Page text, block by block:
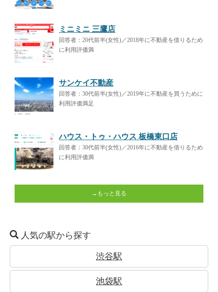
ミニミニ 三鷹店
回答者：20代前半(女性)／2018年に不動産を借りるため
に利用評価満
サンケイ不動産
回答者：30代前半(女性)／2019年に不動産を買うために
利用評価満足
ハウス・トゥ・ハウス 板橋東口店
回答者：30代前半(女性)／2016年に不動産を借りるため
に利用評価満
→もっと見る
人気の駅から探す
渋谷駅
池袋駅